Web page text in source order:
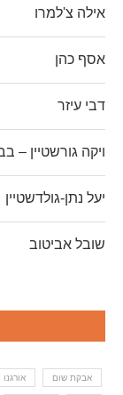
אילה צ'למרו
אסף כהן
דבי עיזר
ויקה גורשטיין –
יעל נתן-גולדשטיין
שובל אביטוב
אבקת שום אורגנו